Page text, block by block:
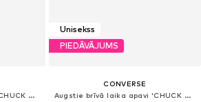
Augstie brīvā laika apavi 'CHUCK TAYLOR ALL STAR'
Unisekss
PIEDĀVĀJUMS
CONVERSE
Augstie brīvā laika apavi 'CHUCK TAYLOR ALL STAR CLASSIC'